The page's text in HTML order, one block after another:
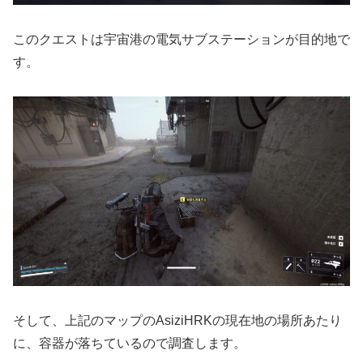
このクエストは宇宙港の電気サブステーションが目的地で
す。
そして、上記のマップのAsiziHRKの現在地の場所あたり
に、容器が落ちているので調査します。